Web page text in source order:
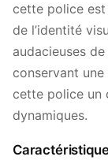
cette police
de l’identité
audacieuses
conservant
cette police un
dynamiques.